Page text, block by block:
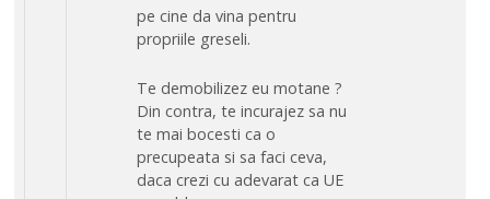
pe cine da vina pentru
propriile greseli.
Te demobilizez eu motane ?
Din contra, te incurajez sa nu
te mai bocesti ca o
precupeata si sa faci ceva,
daca crezi cu adevarat ca UE